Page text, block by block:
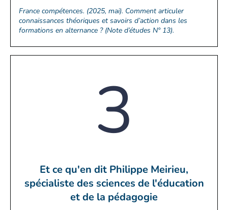
France compétences. (2025, mai). Comment articuler
connaissances théoriques et savoirs d’action dans les
formations en alternance ? (Note d’études N° 13).
3
Et ce qu'en dit Philippe Meirieu,
spécialiste des sciences de l'éducation
et de la pédagogie